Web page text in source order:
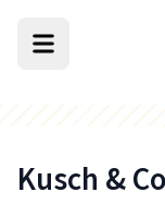
Kusch &